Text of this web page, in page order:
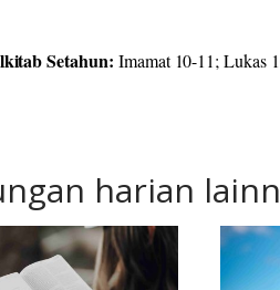
Setahun: Imamat 10-11; Lukas
harian